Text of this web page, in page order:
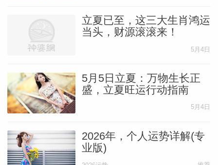
立夏已至，这三大生肖鸿运
当头，财源滚滚来！
5月4日
5月5日立夏：万物生长正
盛，立夏旺运行动指南
5月4日
2026年，个人运势详解(专
业版)